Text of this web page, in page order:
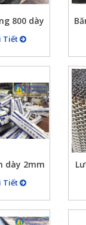
800 dày
vải chịu
Tiết
dày 2mm
dùng
công
tử
Tiết